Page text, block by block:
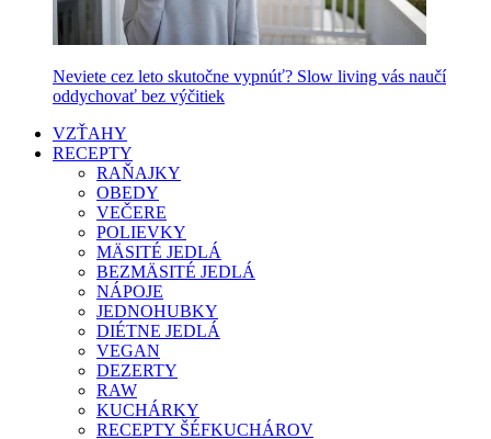
Neviete cez leto skutočne vypnúť? Slow living vás naučí
oddychovať bez výčitiek
VZŤAHY
RECEPTY
RAŇAJKY
OBEDY
VEČERE
POLIEVKY
MÄSITÉ JEDLÁ
BEZMÄSITÉ JEDLÁ
NÁPOJE
JEDNOHUBKY
DIÉTNE JEDLÁ
VEGAN
DEZERTY
RAW
KUCHÁRKY
RECEPTY ŠÉFKUCHÁROV